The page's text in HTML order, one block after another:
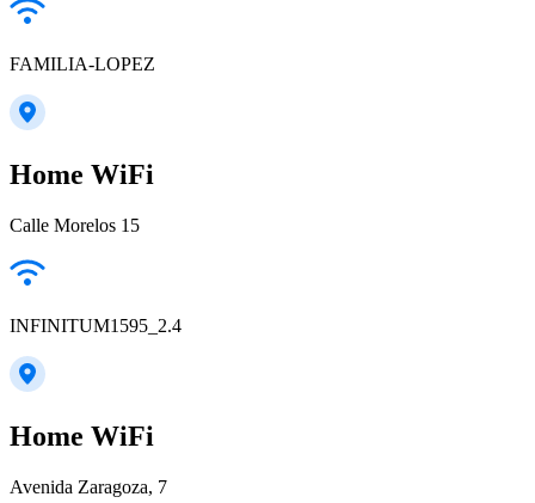
FAMILIA-LOPEZ
Home WiFi
Calle Morelos 15
INFINITUM1595_2.4
Home WiFi
Avenida Zaragoza, 7